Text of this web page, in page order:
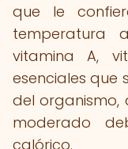
que le
temperatura
vitamina A,
esenciales que
del organismo,
moderado
calórico.